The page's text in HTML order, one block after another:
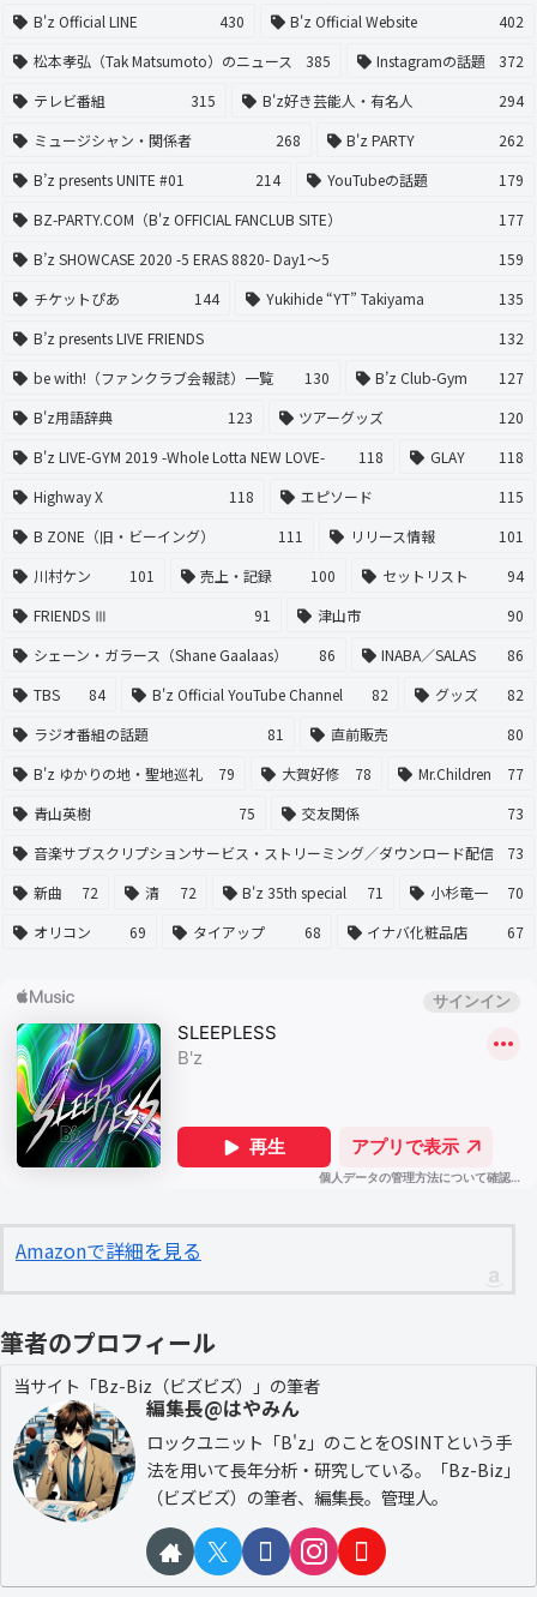
B'z Official LINE
430 B'z Official Website
402
松本孝弘（Tak Matsumoto）のニュース
385 Instagramの話題
372
テレビ番組
315 B'z好き芸能人・有名人
294
ミュージシャン・関係者
268 B'z PARTY
262
B’z presents UNITE #01
214 YouTubeの話題
179
BZ-PARTY.COM（B'z OFFICIAL FANCLUB SITE）
177
B’z SHOWCASE 2020 -5 ERAS 8820- Day1〜5
159
チケットぴあ
144 Yukihide “YT” Takiyama
135
B’z presents LIVE FRIENDS
132
be with!（ファンクラブ会報誌）一覧
130 B’z Club-Gym
127
B'z用語辞典
123 ツアーグッズ
120
B'z LIVE-GYM 2019 -Whole Lotta NEW LOVE-
118 GLAY
118
Highway X
118 エピソード
115
B ZONE（旧・ビーイング）
111 リリース情報
101
川村ケン
101 売上・記録 100 セットリスト
94
FRIENDS Ⅲ
91 津山市
90
シェーン・ガラース（Shane Gaalaas）
86 INABA／SALAS
86
TBS
84 B'z Official YouTube Channel 82 グッズ
82
ラジオ番組の話題
81 直前販売
80
B'z ゆかりの地・聖地巡礼
79 大賀好修 78 Mr.Children
77
青山英樹
75 交友関係
73
音楽サブスクリプションサービス・ストリーミング／ダウンロード配信
73
新曲
72 清 72 B'z 35th special 71 小杉竜一
70
オリコン
69 タイアップ 68 イナバ化粧品店 67
Amazonで詳細を見る
筆者のプロフィール
当サイト「Bz-Biz（ビズビズ）」の筆者
編集長@はやみん
ロックユニット「B'z」のことをOSINTという手
法を用いて長年分析・研究している。「Bz-Biz」
（ビズビズ）の筆者、編集長。管理人。